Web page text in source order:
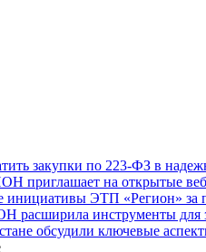
закупки по 223-ФЗ в
приглашает на открытые
инициативы ЭТП «Регион» за
расширила инструменты для
обсудили ключевые